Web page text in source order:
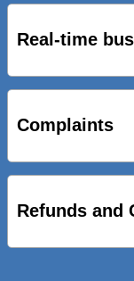
CICLOPEDONALE
OPERE DEL
AL VIA SERVIZIO
VAIMOO PER
Real-time
Complaints
Refunds and